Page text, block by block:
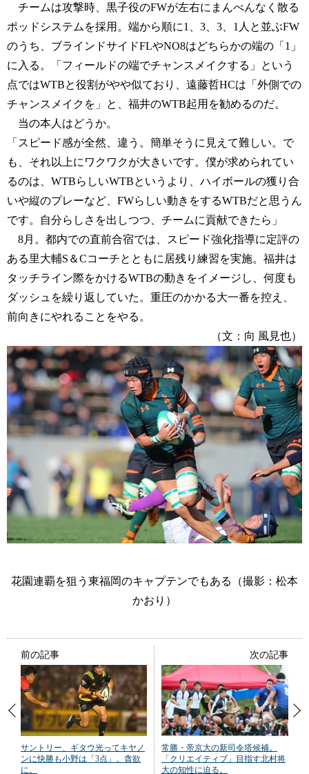
チームは攻撃時、黒子役のFWが左右にまんべんなく散る
ポッドシステムを採用。端から順に1、3、3、1人と並ぶFW
のうち、ブラインドサイドFLやNO8はどちらかの端の「1」
に入る。「フィールドの端でチャンスメイクする」という
点ではWTBと役割がやや似ており、遠藤哲HCは「外側での
チャンスメイクを」と、福井のWTB起用を勧めるのだ。
当の本人はどうか。
「スピード感が全然、違う。簡単そうに見えて難しい。で
も、それ以上にワクワクが大きいです。僕が求められてい
るのは、WTBらしいWTBというより、ハイボールの獲り合
いや縦のプレーなど、FWらしい動きをするWTBだと思うん
です。自分らしさを出しつつ、チームに貢献できたら」
8月。都内での直前合宿では、スピード強化指導に定評の
ある里大輔S＆Cコーチとともに居残り練習を実施。福井は
タッチライン際をかけるWTBの動きをイメージし、何度も
ダッシュを繰り返していた。重圧のかかる大一番を控え、
前向きにやれることをやる。
（文：向 風見也）
花園連覇を狙う東福岡のキャプテンでもある（撮影：松本
かおり）
前の記事
サントリー、ギタウ光ってキヤノ
ンに快勝も小野は「3点」。貪欲
に。
次の記事
常勝・帝京大の新司令塔候補。
「クリエイティブ」目指す北村将
大の知性に迫る。